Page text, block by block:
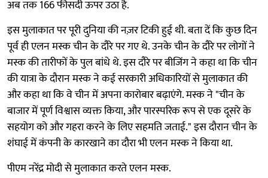
अब तक 166 फीसदी ऊपर उठा है.
इस मुलाकात पर पूरी दुनिया की नज़र टिकी हुई थी. बता दें कि कुछ दिन
पूर्व ही एलन मस्क चीन के दौरे पर गए थे. उनके चीन के दौरे पर लोगों ने
मस्क की तारीफों के पुल बांधे थे. इस दौरे पर बीजिंग ने कहा था कि चीन
की यात्रा के दौरान मस्क ने कई सरकारी अधिकारियों से मुलाकात की
और कहा था कि वे चीन में अपना कारोबार बढ़ाएंगे. मस्क ने "चीन के
बाजार में पूर्ण विश्वास व्यक्त किया, और पारस्परिक रूप से एक दूसरे के
सहयोग को और गहरा करने के लिए सहमति जताई." इस दौरान चीन के
शंघाई में कंपनी के कारखाने का दौरा भी एलन मस्क ने किया था.
पीएम नरेंद्र मोदी से मुलाकात करते एलन मस्क.